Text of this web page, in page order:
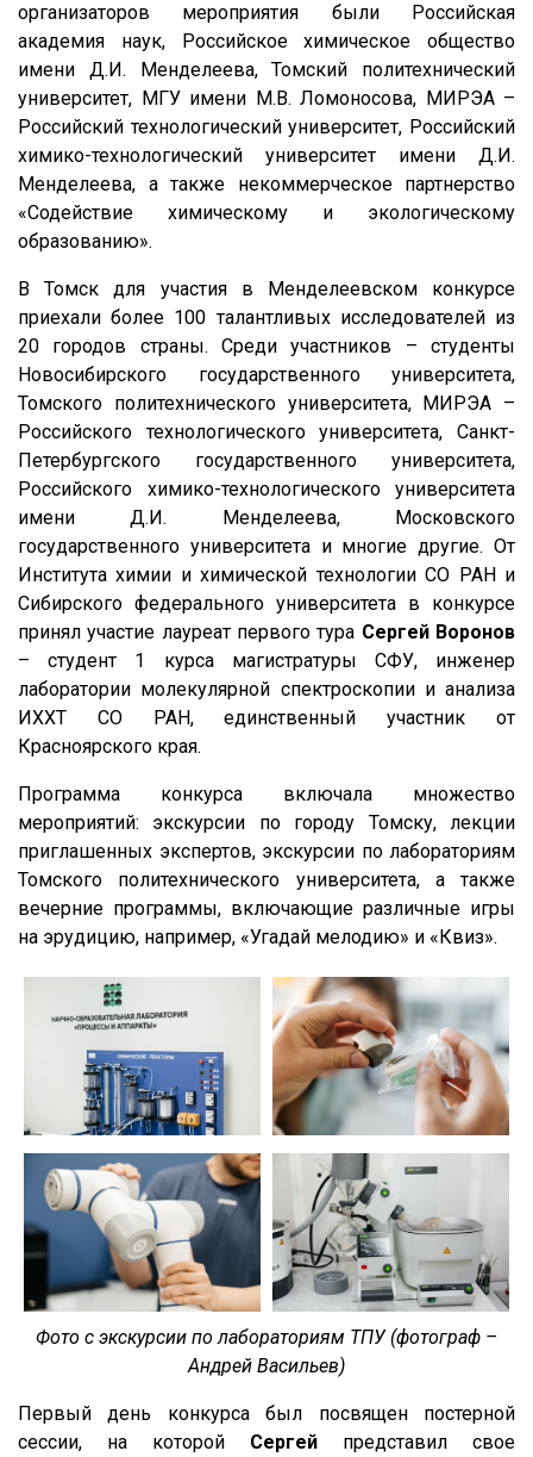
организаторов мероприятия были Российская
академия наук, Российское химическое общество
имени Д.И. Менделеева, Томский политехнический
университет, МГУ имени М.В. Ломоносова, МИРЭА –
Российский технологический университет, Российский
химико-технологический университет имени Д.И.
Менделеева, а также некоммерческое партнерство
«Содействие химическому и экологическому
образованию».
В Томск для участия в Менделеевском конкурсе
приехали более 100 талантливых исследователей из
20 городов страны. Среди участников – студенты
Новосибирского государственного университета,
Томского политехнического университета, МИРЭА –
Российского технологического университета, Санкт-
Петербургского государственного университета,
Российского химико-технологического университета
имени Д.И. Менделеева, Московского
государственного университета и многие другие. От
Института химии и химической технологии СО РАН и
Сибирского федерального университета в конкурсе
принял участие лауреат первого тура Сергей Воронов
– студент 1 курса магистратуры СФУ, инженер
лаборатории молекулярной спектроскопии и анализа
ИХХТ СО РАН, единственный участник от
Красноярского края.
Программа конкурса включала множество
мероприятий: экскурсии по городу Томску, лекции
приглашенных экспертов, экскурсии по лабораториям
Томского политехнического университета, а также
вечерние программы, включающие различные игры
на эрудицию, например, «Угадай мелодию» и «Квиз».
Фото с экскурсии по лабораториям ТПУ (фотограф –
Андрей Васильев)
Первый день конкурса был посвящен постерной
сессии, на которой Сергей представил свое